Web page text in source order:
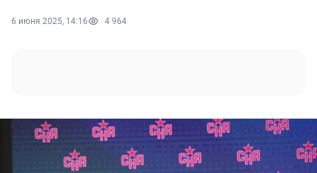
6 июня 2025, 14:16 4 964